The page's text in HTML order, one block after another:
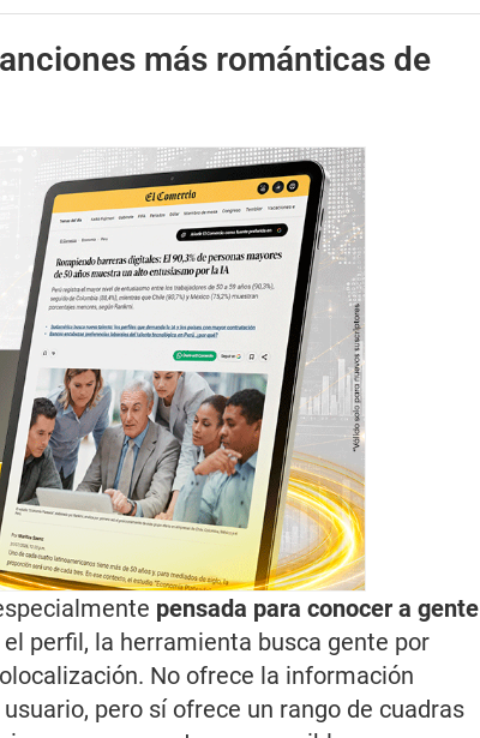
más románticas de
pensada para conocer a gente
perfil, la herramienta busca gente por
No ofrece la información
pero sí ofrece un rango de cuadras